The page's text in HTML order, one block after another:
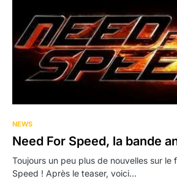
NEWS
Need For Speed, la bande
Toujours un peu plus de nouvelles sur le
Speed ! Après le teaser, voici…